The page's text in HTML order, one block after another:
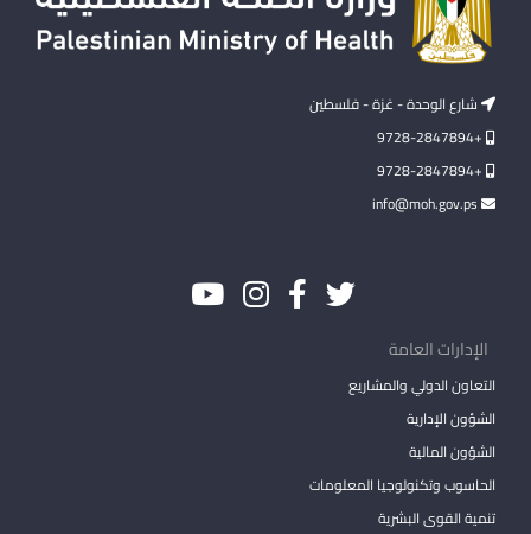
شارع الوحدة - غزة - فلسطين
+9728-2847894
+9728-2847894
الإدارات العامة
التعاون الدولي والمشاريع
الشؤون الإدارية
الشؤون المالية
الحاسوب وتكنولوجيا المعلومات
تنمية القوى البشرية